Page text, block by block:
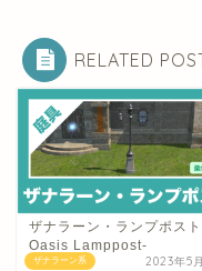
RELATED
ザナラーン系
ザナラーン・ランプポス
Oasis Lamppost-
2023年5